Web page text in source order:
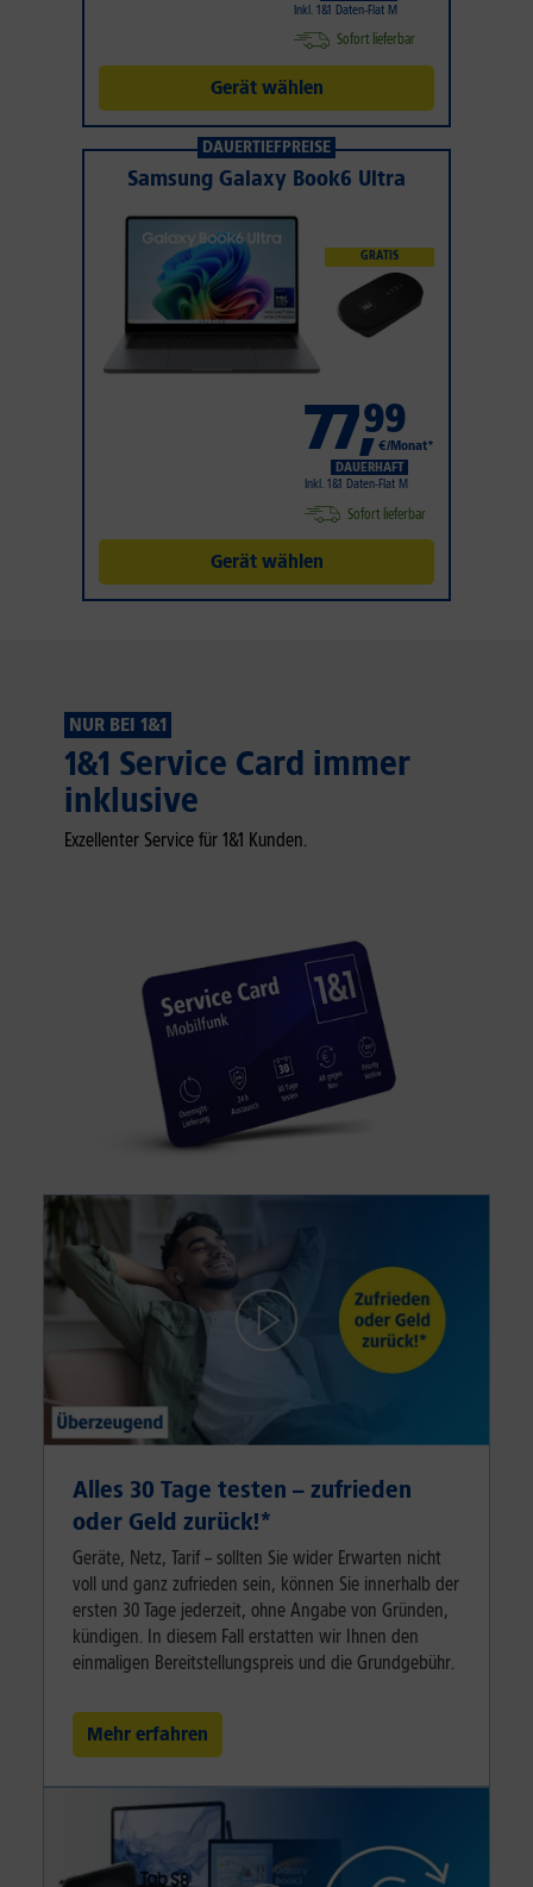
Inkl. 1&1 Daten-Flat M
Sofort lieferbar
Gerät wählen
DAUERTIEFPREISE
Samsung Galaxy Book6 Ultra
GRATIS
77,99
€/Monat*
DAUERHAFT
Inkl. 1&1 Daten-Flat M
Sofort lieferbar
Gerät wählen
NUR BEI 1&1
1&1 Service Card immer
inklusive
Exzellenter Service für 1&1 Kunden.
Alles 30 Tage testen – zufrieden
oder Geld zurück!⁠*
Geräte, Netz, Tarif – sollten Sie wider Erwarten nicht
voll und ganz zufrieden sein, können Sie innerhalb der
ersten 30 Tage jederzeit, ohne Angabe von Gründen,
kündigen. In diesem Fall erstatten wir Ihnen den
einmaligen Bereitstellungspreis und die Grundgebühr.
Mehr erfahren